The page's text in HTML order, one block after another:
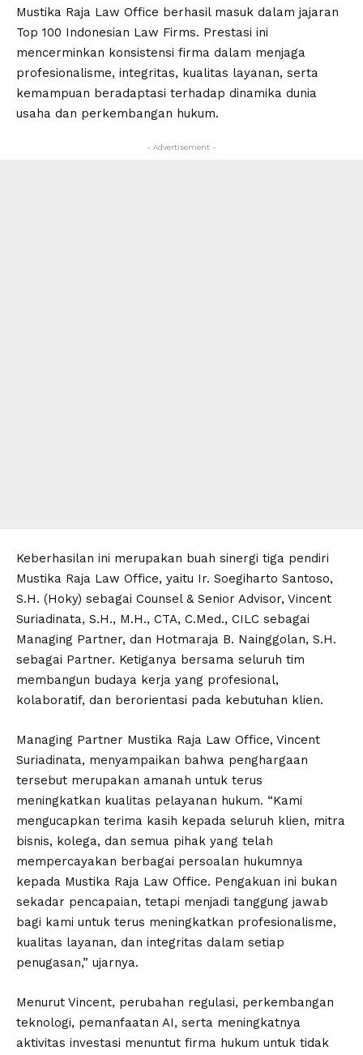
Mustika Raja Law Office berhasil masuk dalam jajaran
Top 100 Indonesian Law Firms. Prestasi ini
mencerminkan konsistensi firma dalam menjaga
profesionalisme, integritas, kualitas layanan, serta
kemampuan beradaptasi terhadap dinamika dunia
usaha dan perkembangan hukum.
- Advertisement -
Keberhasilan ini merupakan buah sinergi tiga pendiri
Mustika Raja Law Office, yaitu Ir. Soegiharto Santoso,
S.H. (Hoky) sebagai Counsel & Senior Advisor, Vincent
Suriadinata, S.H., M.H., CTA, C.Med., CILC sebagai
Managing Partner, dan Hotmaraja B. Nainggolan, S.H.
sebagai Partner. Ketiganya bersama seluruh tim
membangun budaya kerja yang profesional,
kolaboratif, dan berorientasi pada kebutuhan klien.
Managing Partner Mustika Raja Law Office, Vincent
Suriadinata, menyampaikan bahwa penghargaan
tersebut merupakan amanah untuk terus
meningkatkan kualitas pelayanan hukum. “Kami
mengucapkan terima kasih kepada seluruh klien, mitra
bisnis, kolega, dan semua pihak yang telah
mempercayakan berbagai persoalan hukumnya
kepada Mustika Raja Law Office. Pengakuan ini bukan
sekadar pencapaian, tetapi menjadi tanggung jawab
bagi kami untuk terus meningkatkan profesionalisme,
kualitas layanan, dan integritas dalam setiap
penugasan,” ujarnya.
Menurut Vincent, perubahan regulasi, perkembangan
teknologi, pemanfaatan AI, serta meningkatnya
aktivitas investasi menuntut firma hukum untuk tidak